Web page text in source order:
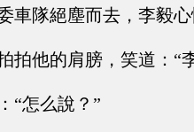
車隊絕塵而去，李毅
拍他的肩膀，笑道：“
“怎么說？”